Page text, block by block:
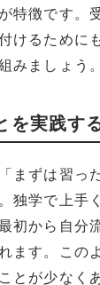
特徴です。
けるために
みましょう。
を実践す
まずは習っ
独学で上手
初から自分
ます。この
とが少なく